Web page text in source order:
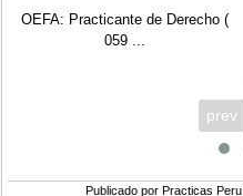
OEFA: Practicante de Derecho (
059 ...
prev
Publicado porPracticas Peru